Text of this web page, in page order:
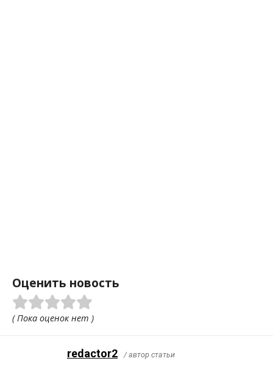
Оценить новость
( Пока оценок нет )
redactor2 / автор статьи